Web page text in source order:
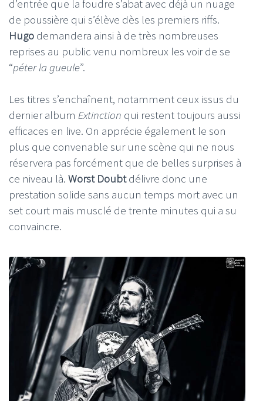
d’entrée que la foudre s’abat avec déjà un nuage
de poussière qui s’élève dès les premiers riffs.
Hugo demandera ainsi à de très nombreuses
reprises au public venu nombreux les voir de se
“péter la gueule”.
Les titres s’enchaînent, notamment ceux issus du
dernier album Extinction qui restent toujours aussi
efficaces en live. On apprécie également le son
plus que convenable sur une scène qui ne nous
réservera pas forcément que de belles surprises à
ce niveau là. Worst Doubtdélivre donc une
prestation solide sans aucun temps mort avec un
set court mais musclé de trente minutes qui a su
convaincre.